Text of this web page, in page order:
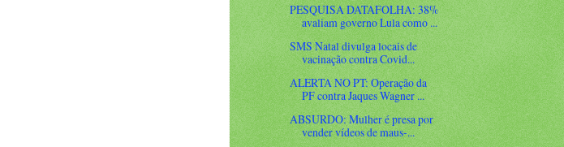
PESQUISA DATAFOLHA: 38%
avaliam governo Lula como ...
SMS Natal divulga locais de
vacinação contra Covid...
ALERTA NO PT: Operação da
PF contra Jaques Wagner ...
ABSURDO: Mulher é presa por
vender vídeos de maus-...